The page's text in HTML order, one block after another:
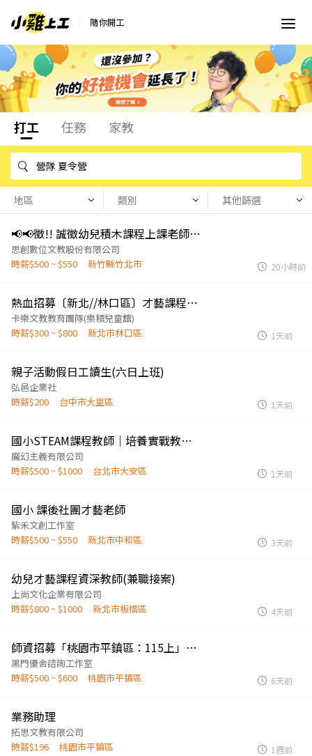
隨你開工
打工 任務 家教
地區 類別 其他篩選
📢📢徵!! 誠徵幼兒積木課程上課老師(上課地區：新竹竹北)
思創數位文教股份有限公司
時薪$500 ~ $550
新竹縣竹北市 20小時前
熱血招募〔新北//林口區〕才藝課程夥伴
卡樂文教教育團隊(樂積兒童舘)
時薪$300 ~ $800
新北市林口區 1天前
親子活動假日工讀生(六日上班)
弘邑企業社
時薪$200
台中市大里區 1天前
國小STEAM課程教師｜培養實戰教學技能，打造熱情學習氛圍
魔幻主義有限公司
時薪$500 ~ $1000
台北市大安區 1天前
國小 課後社團才藝老師
紫禾文創工作室
時薪$500 ~ $550
新北市中和區 3天前
幼兒才藝課程資深教師(兼職接案)
上尚文化企業有限公司
時薪$800 ~ $1000
新北市板橋區 4天前
師資招募「桃園市平鎮區：115上」兒童電腦/積木/桌遊/手作老師
黑門優舍諮詢工作室
時薪$500 ~ $600
桃園市平鎮區 6天前
業務助理
拓思文教有限公司
時薪$196
桃園市平鎮區 1週前